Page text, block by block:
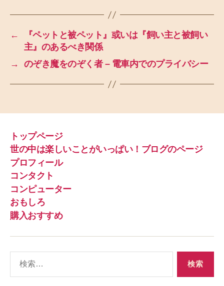
←
『ペットと被ペット』或いは『飼い主と被飼い
主』のあるべき関係
→
のぞき魔をのぞく者 – 電車内でのプライバシー
トップページ
世の中は楽しいことがいっぱい！ブログのページ
プロフィール
コンタクト
コンピューター
おもしろ
購入おすすめ